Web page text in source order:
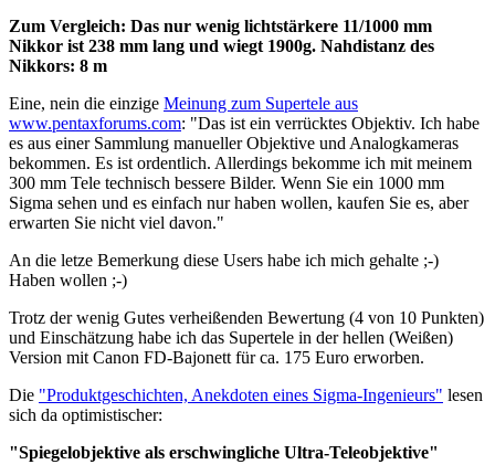
Zum Vergleich: Das nur wenig lichtstärkere 11/1000 mm
Nikkor ist 238 mm lang und wiegt 1900g. Nahdistanz des
Nikkors: 8 m
Eine, nein die einzige Meinung zum Supertele aus
www.pentaxforums.com: "Das ist ein verrücktes Objektiv. Ich habe
es aus einer Sammlung manueller Objektive und Analogkameras
bekommen. Es ist ordentlich. Allerdings bekomme ich mit meinem
300 mm Tele technisch bessere Bilder. Wenn Sie ein 1000 mm
Sigma sehen und es einfach nur haben wollen, kaufen Sie es, aber
erwarten Sie nicht viel davon."
An die letze Bemerkung diese Users habe ich mich gehalte ;-)
Haben wollen ;-)
Trotz der wenig Gutes verheißenden Bewertung (4 von 10 Punkten)
und Einschätzung habe ich das Supertele in der hellen (Weißen)
Version mit Canon FD-Bajonett für ca. 175 Euro erworben.
Die "Produktgeschichten, Anekdoten eines Sigma-Ingenieurs" lesen
sich da optimistischer:
"Spiegelobjektive als erschwingliche Ultra-Teleobjektive"